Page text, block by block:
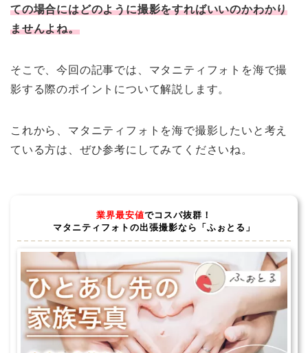
ての場合にはどのように撮影をすればいいのかわかり
ませんよね。
そこで、今回の記事では、マタニティフォトを海で撮
影する際のポイントについて解説します。
これから、マタニティフォトを海で撮影したいと考え
ている方は、ぜひ参考にしてみてくださいね。
業界最安値でコスパ抜群！
マタニティフォトの出張撮影なら「ふぉとる」